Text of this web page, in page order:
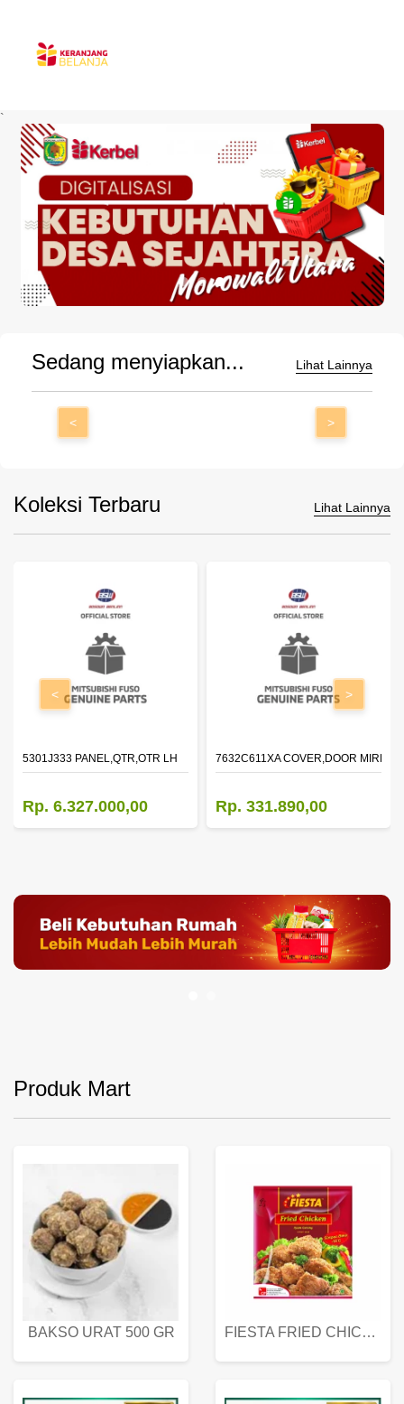
`
Sedang menyiapkan... Lihat Lainnya
< >
Koleksi Terbaru Lihat Lainnya
5301J333 PANEL,QTR,OTR LH
Rp. 6.327.000,00
7632C611XA COVER,DOOR
Rp. 331.890,00
< >
Produk Mart
BAKSO URAT 500 GR FIESTA FRIED CHICKEN 500 GR